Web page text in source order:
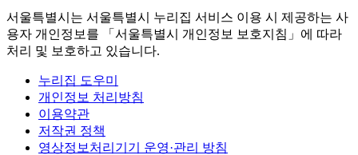
서울특별시는 서울특별시 누리집 서비스 이용 시 제공하는 사
용자 개인정보를 「서울특별시 개인정보 보호지침」에 따라
처리 및 보호하고 있습니다.
누리집 도우미
개인정보 처리방침
이용약관
저작권 정책
영상정보처리기기 운영·관리 방침